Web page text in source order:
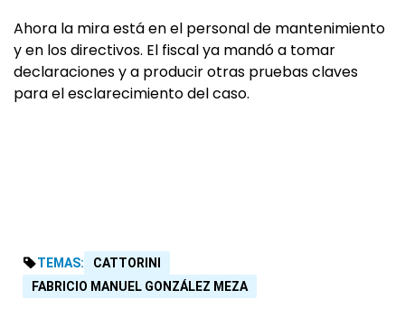
Ahora la mira está en el personal de mantenimiento
y en los directivos. El fiscal ya mandó a tomar
declaraciones y a producir otras pruebas claves
para el esclarecimiento del caso.
TEMAS:
CATTORINI
FABRICIO MANUEL GONZÁLEZ MEZA